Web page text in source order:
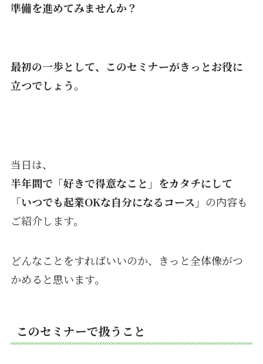
準備を進めてみませんか？
最初の一歩として、このセミナーがきっとお役に
立つでしょう。
当日は、
半年間で「好きで得意なこと」をカタチにして
「いつでも起業OKな自分になるコース」 の内容も
ご紹介します。
どんなことをすればいいのか、きっと全体像がつ
かめると思います。
このセミナーで扱うこと